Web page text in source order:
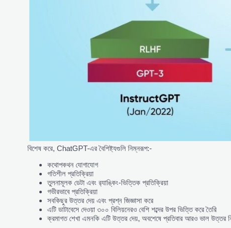
বিশেষ করে, ChatGPT-এর বৈশিষ্ট্যগুলি নিম্নরূপ:-
কথোপকথন যোগাযোগ
গতিশীল প্রতিক্রিয়া
তুলনামূলক ডেটা এবং র‌্যাঙ্কিং-ভিত্তিক প্রতিক্রিয়া
গভীরভাবে প্রতিক্রিয়া
সবকিছুর উত্তর দেয় এবং প্রশ্ন জিজ্ঞাসা করে
এটি ডাটাবেসে দেওয়া ৩০০ বিলিয়নেরও বেশি শব্দের উপর ভিত্তি করে তৈরি
ক্রমাগত শেখা এমনকি এটি উত্তর দেয়, অবশেষে প্রতিবার আরও ভাল উত্তর